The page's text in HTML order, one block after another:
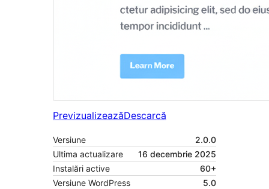
PrevizualizeazăDescarcă
Versiune
2.0.0
Ultima actualizare
16 decembrie 2025
Instalări active
60+
Versiune WordPress
5.0